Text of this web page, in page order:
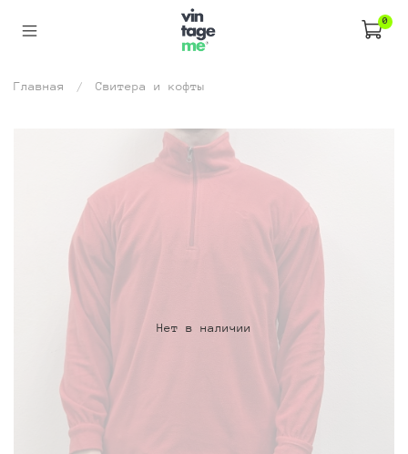
0
Главная Свитера и кофты
Нет в наличии